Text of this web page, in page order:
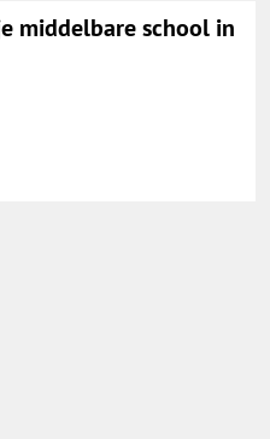
middelbare school in